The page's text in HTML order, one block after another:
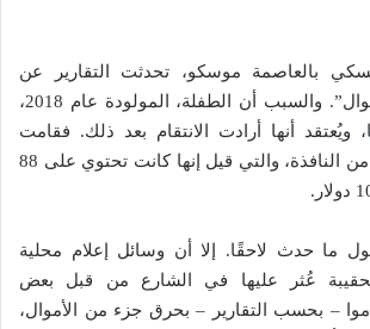
بالعاصمة موسكو، تحدثت التقارير عن
“هطول مفاجئ للأموال”. والسبب أن الطفلة، المولودة عام 2018،
ويُعتقد أنها أرادت الانتقام بعد ذلك. فقامت
بإلقاء حقيبة والدتها من النافذة، والتي قيل إنها كانت تحتوي على 88
ما حدث لاحقًا. إلا أن وسائل إعلام محلية
عُثر عليها في الشارع من قبل بعض
– بحسب التقارير – بحرق جزء من الأموال،